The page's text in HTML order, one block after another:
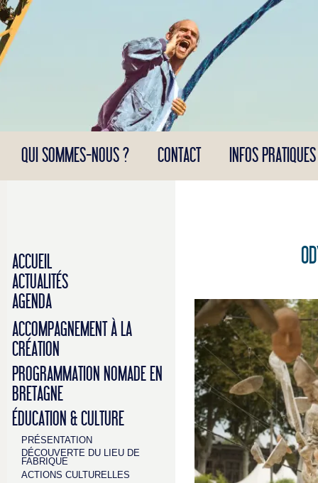
Panneau de gestion des cookies
QUI SOMMES-NOUS ? CONTACT INFOS PRATIQUES
ACCUEIL
ACTUALITÉS
AGENDA
ACCOMPAGNEMENT À LA
CRÉATION
PROGRAMMATION NOMADE EN
BRETAGNE
ÉDUCATION & CULTURE
PRÉSENTATION
DÉCOUVERTE DU LIEU DE
FABRIQUE
ACTIONS CULTURELLES